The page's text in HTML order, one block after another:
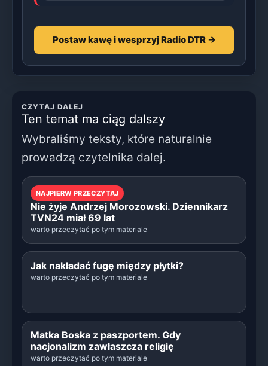
Postaw kawę i wesprzyj Radio DTR →
CZYTAJ DALEJ
Ten temat ma ciąg dalszy
Wybraliśmy teksty, które naturalnie
prowadzą czytelnika dalej.
NAJPIERW PRZECZYTAJ
Nie żyje Andrzej Morozowski. Dziennikarz
TVN24 miał 69 lat
warto przeczytać po tym materiale
Jak nakładać fugę między płytki?
warto przeczytać po tym materiale
Matka Boska z paszportem. Gdy
nacjonalizm zawłaszcza religię
warto przeczytać po tym materiale